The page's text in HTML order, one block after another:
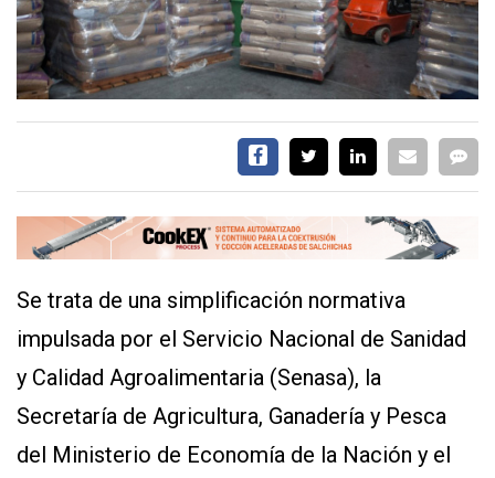
CONTÁCTENOS
AYUDA
CONDICIONES
POLÍTICAS
DE
PRIVACIDAD
MAPA
SITIO
QUIENES
SOMOS
Se trata de una simplificación normativa
impulsada por el Servicio Nacional de Sanidad
y Calidad Agroalimentaria (Senasa), la
Secretaría de Agricultura, Ganadería y Pesca
del Ministerio de Economía de la Nación y el